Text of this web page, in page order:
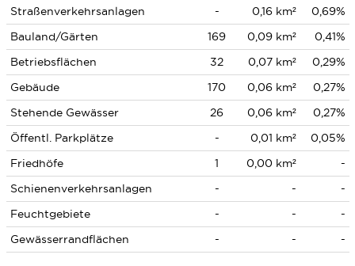
Straßenverkehrsanlagen - 0,16 km²
0,69%
Bauland/Gärten
169 0,09 km²
0,41%
Betriebsflächen
32 0,07 km²
0,29%
Gebäude
170 0,06 km²
0,27%
Stehende Gewässer
26 0,06 km²
0,27%
Öffentl. Parkplätze
- 0,01 km²
0,05%
Friedhöfe
1 0,00 km²
-
Schienenverkehrsanlagen
- -
-
Feuchtgebiete
- -
-
Gewässerrandflächen
- - -